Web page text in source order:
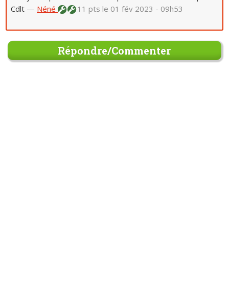
Cdlt — Néné 11 ptsle 01 fév 2023 - 09h53
Répondre/Commenter